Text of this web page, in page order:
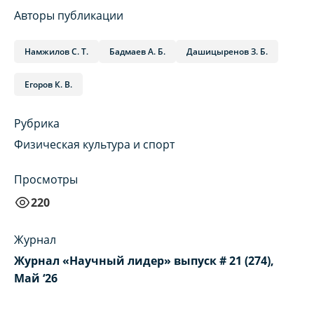
Авторы публикации
Намжилов С. Т. Бадмаев А. Б. Дашицыренов З. Б.
Егоров К. В.
Рубрика
Физическая культура и спорт
Просмотры
220
Журнал
Журнал «Научный лидер» выпуск # 21 (274),
Май ‘26